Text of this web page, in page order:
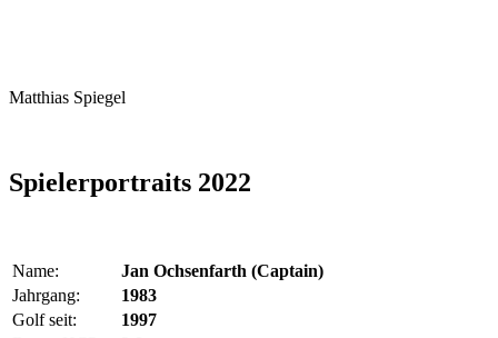
Matthias Spiegel
Spielerportraits 2022
Name:
Jan Ochsenfarth (Captain)
Jahrgang:
1983
Golf seit:
1997